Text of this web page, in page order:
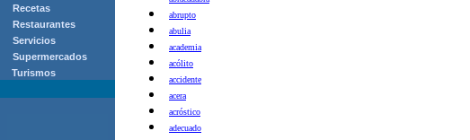
Recetas
Restaurantes
Servicios
Supermercados
Turismos
abrupto
abulia
academia
acólito
accidente
acera
acróstico
adecuado